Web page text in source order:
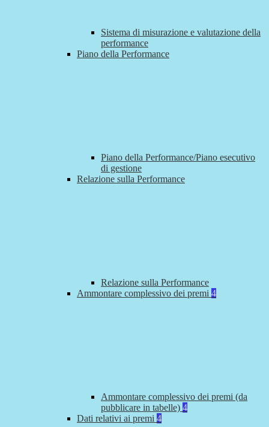
Sistema di misurazione e valutazione della
performance
Piano della Performance
Piano della Performance/Piano esecutivo
di gestione
Relazione sulla Performance
Relazione sulla Performance
Ammontare complessivo dei premi 4
Ammontare complessivo dei premi (da
pubblicare in tabelle) 4
Dati relativi ai premi 4